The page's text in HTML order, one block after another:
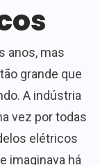
anos, mas
grande que
A indústria
vez por todas
elétricos
imaginava há